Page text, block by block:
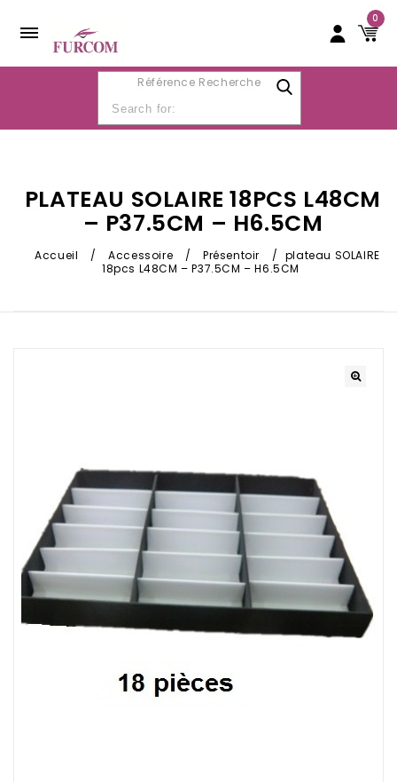
0
Référence Recherche
PLATEAU SOLAIRE 18PCS L48CM
– P37.5CM – H6.5CM
Accueil / Accessoire / Présentoir / plateau SOLAIRE
18pcs L48CM – P37.5CM – H6.5CM